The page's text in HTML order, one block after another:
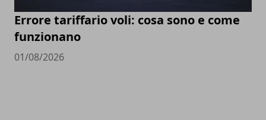
Errore tariffario voli: cosa sono e come
funzionano
01/08/2026